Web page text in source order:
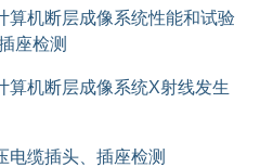
算机断层成像系统性能和试验
座检测
算机断层成像系统X射线发生
电缆插头、插座检测